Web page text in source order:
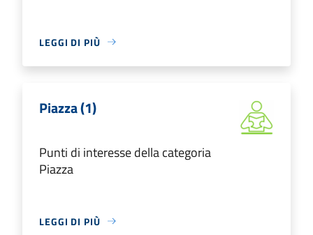
LEGGI DI PIÙ
Piazza (1)
Punti di interesse della categoria
Piazza
LEGGI DI PIÙ